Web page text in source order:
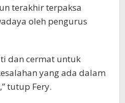
terakhir terpaksa
oleh pengurus
dan cermat untuk
yang ada dalam
tutup Fery.